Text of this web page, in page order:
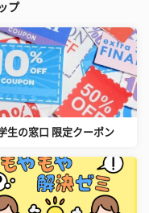
プ
生の窓口 限定クーポン